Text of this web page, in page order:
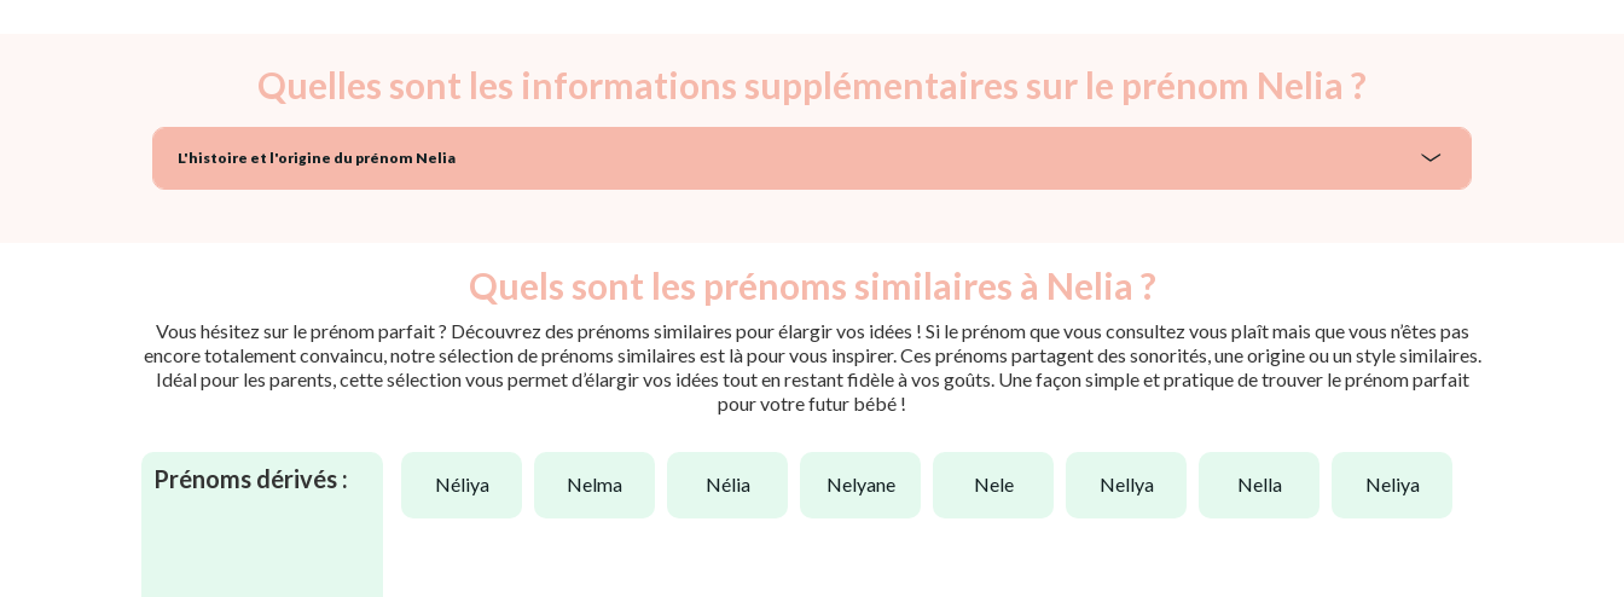
Quelles sont les informations supplémentaires sur le prénom Nelia ?
L'histoire et l'origine du prénom Nelia
Quels sont les prénoms similaires à Nelia ?
Vous hésitez sur le prénom parfait ? Découvrez des prénoms similaires pour élargir vos idées ! Si le prénom que vous consultez vous plaît mais que vous n’êtes pas
encore totalement convaincu, notre sélection de prénoms similaires est là pour vous inspirer. Ces prénoms partagent des sonorités, une origine ou un style similaires.
Idéal pour les parents, cette sélection vous permet d’élargir vos idées tout en restant fidèle à vos goûts. Une façon simple et pratique de trouver le prénom parfait
pour votre futur bébé !
Prénoms dérivés : néliya nelma nélia nelyane nele nellya nella neliya